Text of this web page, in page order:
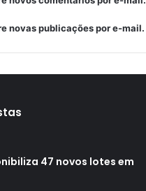
novas publicações por e-mail.
47 novos lotes em